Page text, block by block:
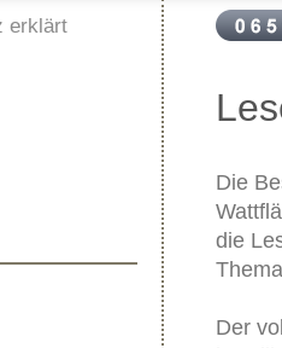
Die
die
Der
erklärt